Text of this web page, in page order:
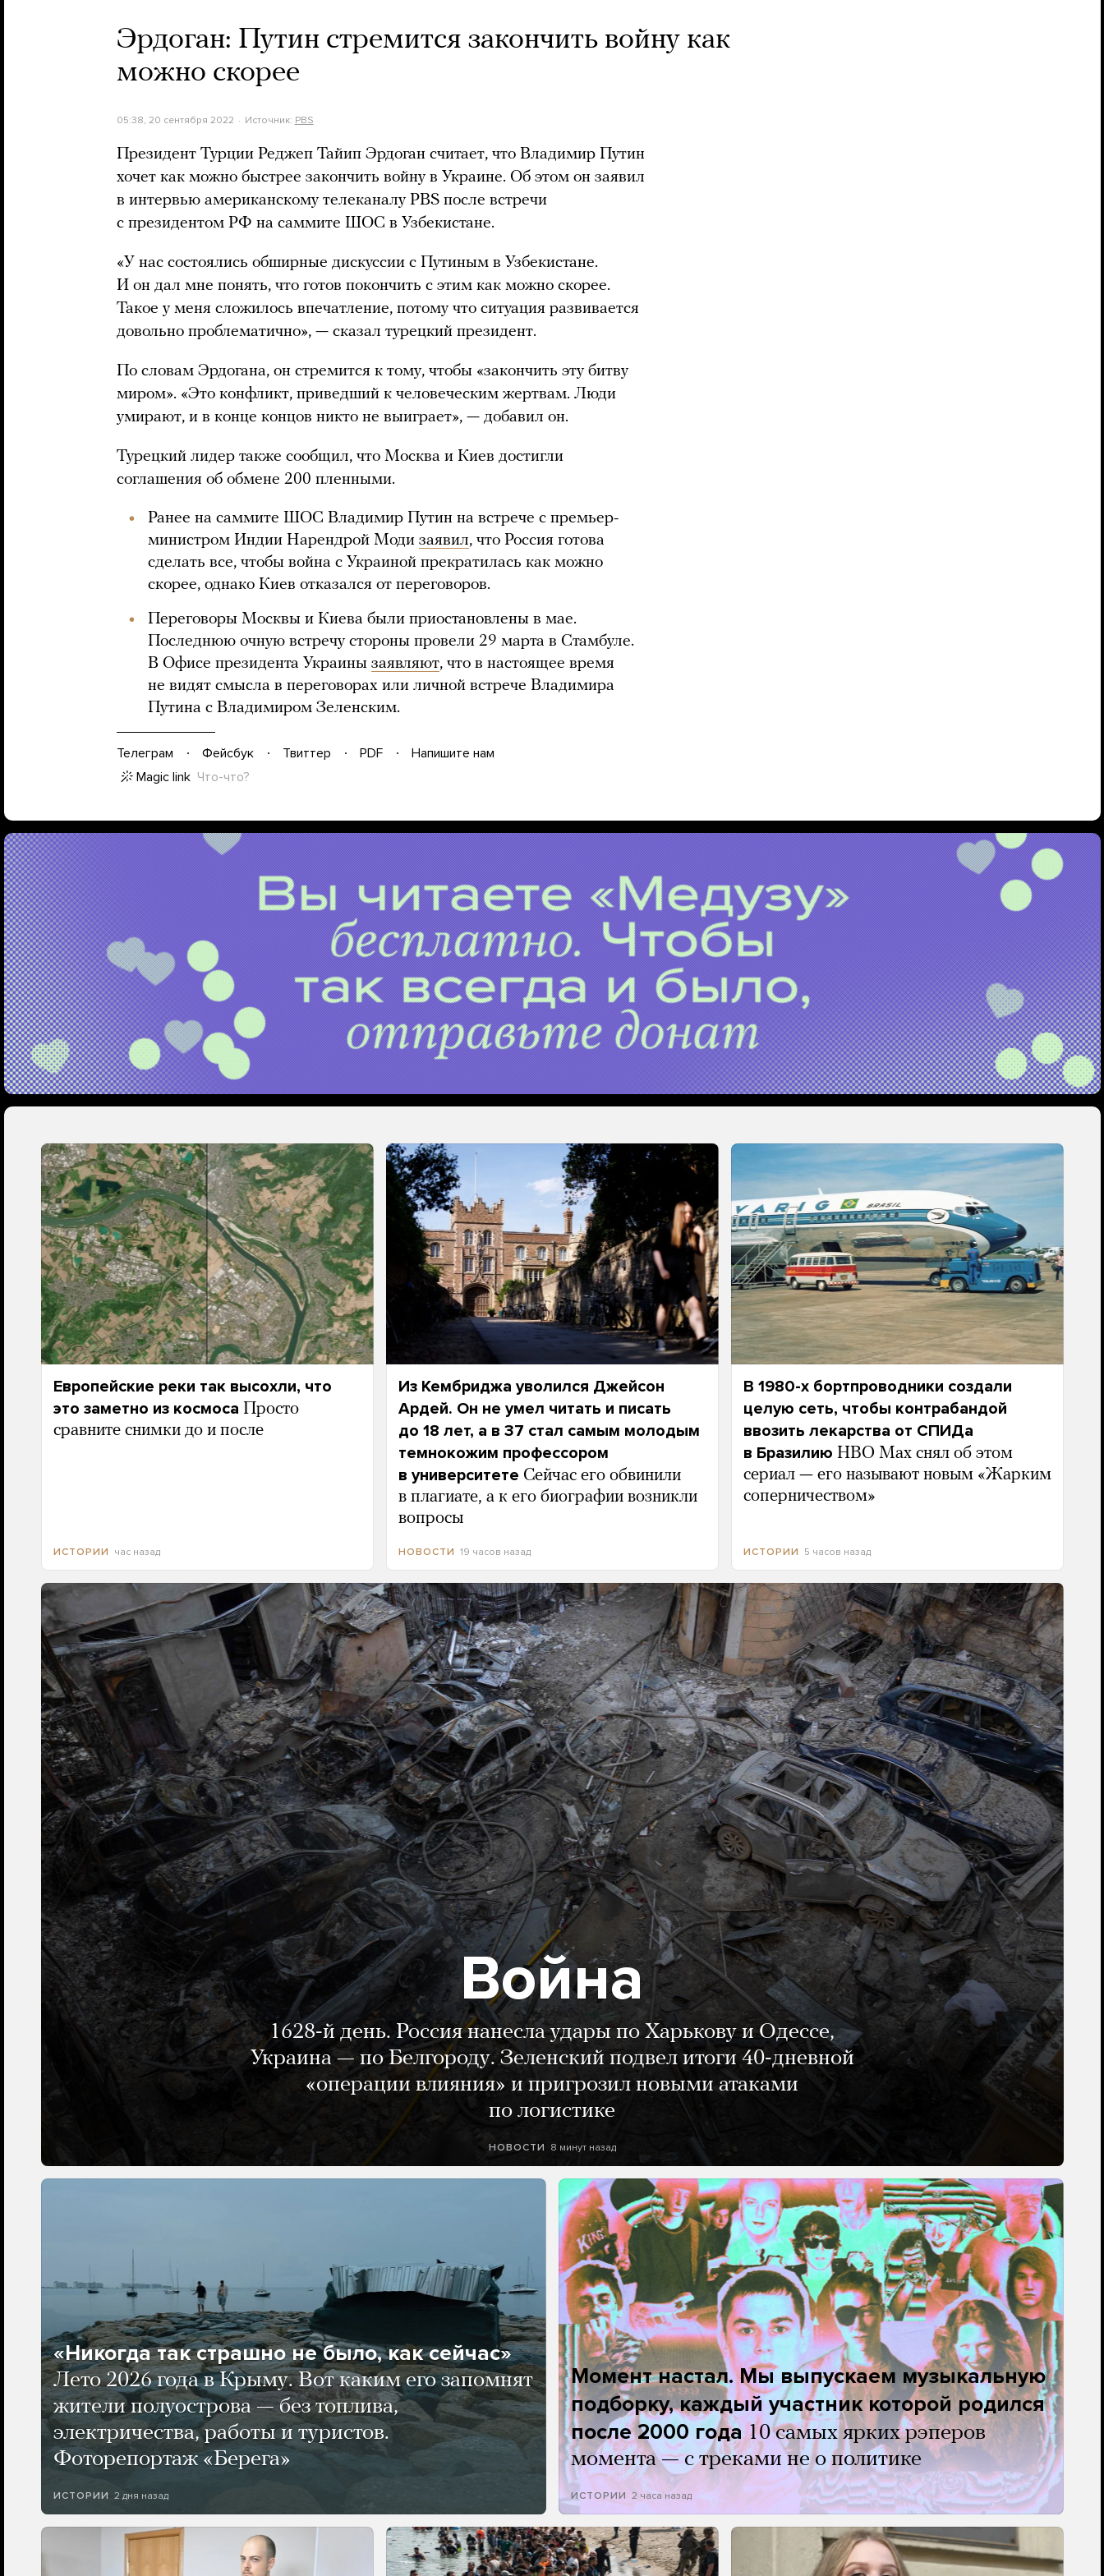
Эрдоган: Путин стремится закончить войну как
можно скорее
05:38, 20 сентября 2022 Источник: PBS
Президент Турции Реджеп Тайип Эрдоган считает, что Владимир Путин
хочет как можно быстрее закончить войну в Украине. Об этом он заявил
в интервью американскому телеканалу PBS после встречи
с президентом РФ на саммите ШОС в Узбекистане.
«У нас состоялись обширные дискуссии с Путиным в Узбекистане.
И он дал мне понять, что готов покончить с этим как можно скорее.
Такое у меня сложилось впечатление, потому что ситуация развивается
довольно проблематично», — сказал турецкий президент.
По словам Эрдогана, он стремится к тому, чтобы «закончить эту битву
миром». «Это конфликт, приведший к человеческим жертвам. Люди
умирают, и в конце концов никто не выиграет», — добавил он.
Турецкий лидер также сообщил, что Москва и Киев достигли
соглашения об обмене 200 пленными.
Ранее на саммите ШОС Владимир Путин на встрече с премьер-
министром Индии Нарендрой Моди заявил, что Россия готова
сделать все, чтобы война с Украиной прекратилась как можно
скорее, однако Киев отказался от переговоров.
Переговоры Москвы и Киева были приостановлены в мае.
Последнюю очную встречу стороны провели 29 марта в Стамбуле.
В Офисе президента Украины заявляют, что в настоящее время
не видят смысла в переговорах или личной встрече Владимира
Путина с Владимиром Зеленским.
Телеграм Фейсбук Твиттер PDF
Напишите нам
Magic link Что-что?
Европейские реки так высохли, что
это заметно из космоса Просто
сравните снимки до и после
ИСТОРИИ час назад
Из Кембриджа уволился Джейсон
Ардей. Он не умел читать и писать
до 18 лет, а в 37 стал самым молодым
темнокожим профессором
в университете Сейчас его обвинили
в плагиате, а к его биографии возникли
вопросы
НОВОСТИ 19 часов назад
В 1980-х бортпроводники создали
целую сеть, чтобы контрабандой
ввозить лекарства от СПИДа
в Бразилию HBO Max снял об этом
сериал — его называют новым «Жарким
соперничеством»
ИСТОРИИ 5 часов назад
Война
1628-й день. Россия нанесла удары по Харькову и Одессе,
Украина — по Белгороду. Зеленский подвел итоги 40-дневной
«операции влияния» и пригрозил новыми атаками
по логистике
НОВОСТИ 8 минут назад
«Никогда так страшно не было, как сейчас»
Лето 2026 года в Крыму. Вот каким его запомнят
жители полуострова — без топлива,
электричества, работы и туристов.
Фоторепортаж «Берега»
ИСТОРИИ 2 дня назад
Момент настал. Мы выпускаем музыкальную
подборку, каждый участник которой родился
после 2000 года 10 самых ярких рэперов
момента — с треками не о политике
ИСТОРИИ 2 часа назад